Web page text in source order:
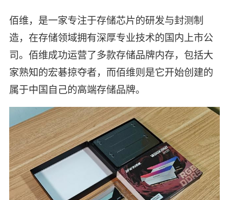
佰维，是一家专注于存储芯片的研发与封测制
造，在存储领域拥有深厚专业技术的国内上市公
司。佰维成功运营了多款存储品牌内存，包括大
家熟知的宏碁掠夺者，而佰维则是它开始创建的
属于中国自己的高端存储品牌。